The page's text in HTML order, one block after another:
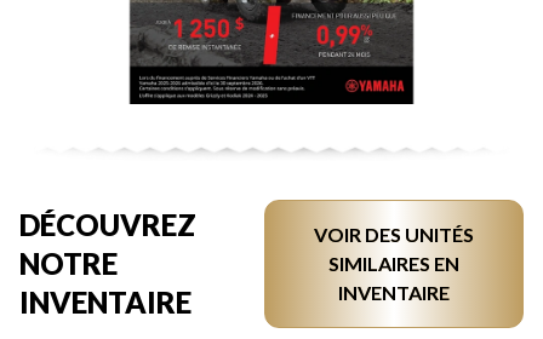
DÉCOUVREZ
NOTRE
INVENTAIRE
VOIR DES UNITÉS
SIMILAIRES EN
INVENTAIRE